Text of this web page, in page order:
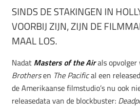
SINDS DE STAKINGEN IN
VOORBIJ ZIJN, ZIJN DE
MAAL LOS.
Nadat Masters of the Airals opvolger
Brothersen The Pacifical een
de Amerikaanse filmstudio’s nu ook
releasedata van de blockbuster: